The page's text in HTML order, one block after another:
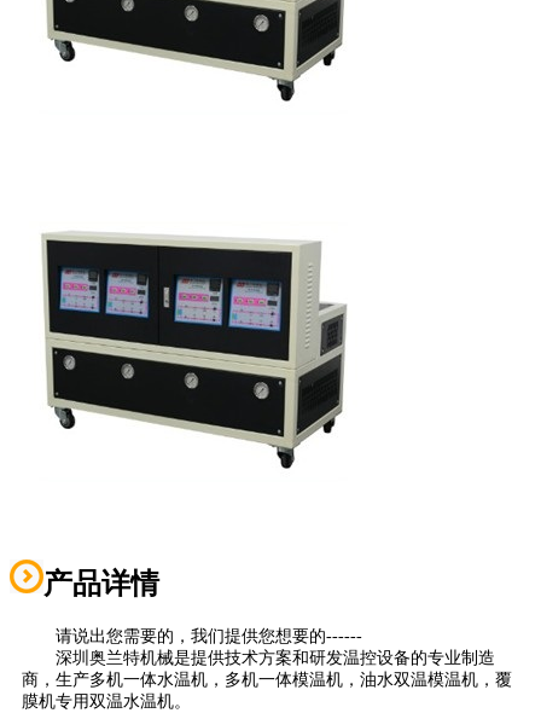
产品详情
请说出您需要的，我们提供您想要的------
深圳奥兰特机械是提供技术方案和研发温控设备的专业制造
商，生产多机一体水温机，多机一体模温机，油水双温模温机，覆
膜机专用双温水温机。